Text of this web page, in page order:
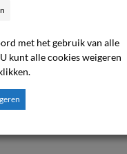
met het gebruik van alle
kunt alle cookies weigeren